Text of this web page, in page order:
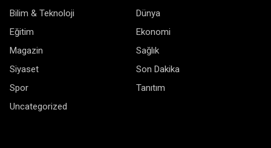
Bilim & Teknoloji
Dünya
Eğitim
Ekonomi
Magazin
Sağlık
Siyaset
Son Dakika
Spor
Tanıtım
Uncategorized